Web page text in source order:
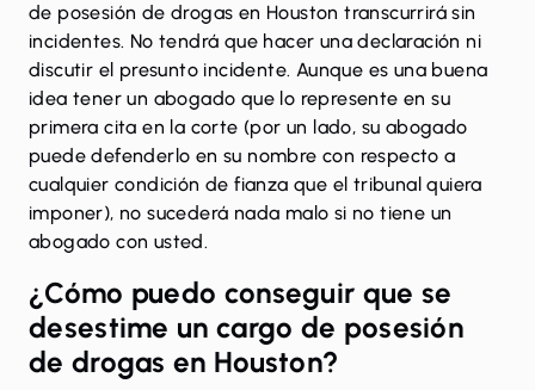
de posesión de drogas en Houston transcurrirá sin
incidentes. No tendrá que hacer una declaración ni
discutir el presunto incidente. Aunque es una buena
idea tener un abogado que lo represente en su
primera cita en la corte (por un lado, su abogado
puede defenderlo en su nombre con respecto a
cualquier condición de fianza que el tribunal quiera
imponer), no sucederá nada malo si no tiene un
abogado con usted.
¿Cómo puedo conseguir que se
desestime un cargo de posesión
de drogas en Houston?